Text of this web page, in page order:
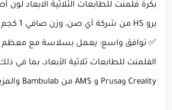
بكرة فلمنت للطابعات الثلاثية الابعاد لون
برو HS من شركة آي صن، وزن صافي 1 كجم
✅ توافق واسع: يعمل بسلاسة مع معظم
Creality وPrusa و AMS من Bambulab والمزيد.